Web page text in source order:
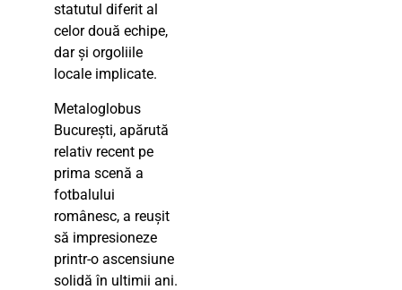
statutul diferit al
celor două echipe,
dar și orgoliile
locale implicate.
Metaloglobus
București, apărută
relativ recent pe
prima scenă a
fotbalului
românesc, a reușit
să impresioneze
printr-o ascensiune
solidă în ultimii ani.